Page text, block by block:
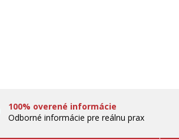
100% overené informácie
Odborné informácie pre reálnu prax